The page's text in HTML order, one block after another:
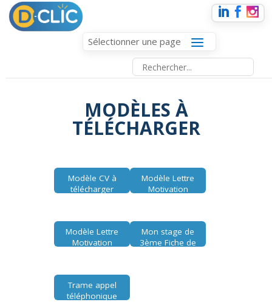
Sélectionner une page
MODÈLES À
TÉLÉCHARGER
Modèle CV à
télécharger
Modèle Lettre
Motivation
Modèle Lettre
Motivation
Mon stage de
3ème Fiche de
Trame appel
téléphonique